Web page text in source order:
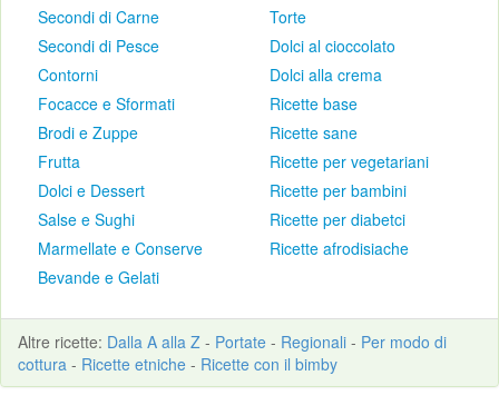
Secondi di Carne
Secondi di Pesce
Contorni
Focacce e Sformati
Brodi e Zuppe
Frutta
Dolci e Dessert
Salse e Sughi
Marmellate e Conserve
Bevande e Gelati
Torte
Dolci al cioccolato
Dolci alla crema
Ricette base
Ricette sane
Ricette per vegetariani
Ricette per bambini
Ricette per diabetci
Ricette afrodisiache
Altre ricette: Dalla A alla Z - Portate - Regionali - Per modo di
cottura - Ricette etniche - Ricette con il bimby